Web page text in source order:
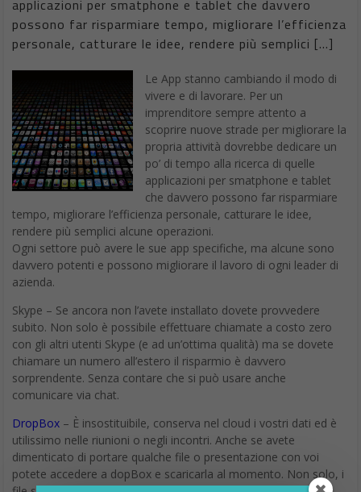
applicazioni per smatphone e tablet che davvero
possono far risparmiare tempo, migliorare l’efficienza
personale, catturare le idee, rendere più semplici […]
Le App stanno cambiando il modo di
vivere e di lavorare. Per un
imprenditore sempre attento a
scoprire nuove strade per migliorare la
propria attività dovrebbe dedicare un
po’ di tempo alla ricerca di quelle
applicazioni per smatphone e tablet
che davvero possono far risparmiare
tempo, migliorare l’efficienza personale, catturare le idee,
rendere più semplici alcune operazioni.
Ogni settore può avere le sue app specifiche, ma alcune sono
davvero potenti e possono migliorare il lavoro di ogni leader di
azienda.
Skype – Se ancora non l’avete installato dovete provvedere
subito. Non solo è possibile effettuare chiamate a costo zero
con gli altri utenti Skype (e ad un’ottima qualità) ma se dovete
chiamare un numero all’estero il risparmio è davvero
sorprendente. Senza contare che si può usare anche
comunicare via chat.
DropBox – È insostituibile, conserva nel cloud i vostri dati ed è
utilissimo nelle riunioni o negli incontri. Anche se avete
dimenticato di portare qualche file o presentazione con voi
potete accedere a dopBox e scaricarla al momento. Non solo, i